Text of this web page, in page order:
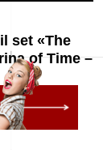
set «The
of Time –